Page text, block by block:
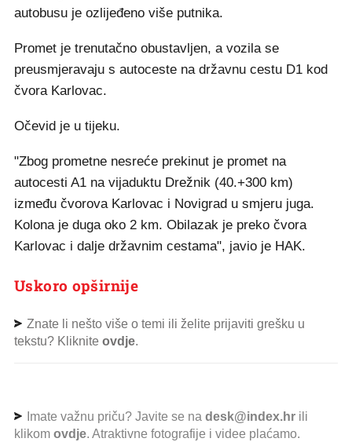
autobusu je ozlijeđeno više putnika.
Promet je trenutačno obustavljen, a vozila se
preusmjeravaju s autoceste na državnu cestu D1 kod
čvora Karlovac.
Očevid je u tijeku.
"Zbog prometne nesreće prekinut je promet na
autocesti A1 na vijaduktu Drežnik (40.+300 km)
između čvorova Karlovac i Novigrad u smjeru juga.
Kolona je duga oko 2 km. Obilazak je preko čvora
Karlovac i dalje državnim cestama", javio je HAK.
Uskoro opširnije
Znate li nešto više o temi ili želite prijaviti grešku u
tekstu? Kliknite ovdje.
Imate važnu priču? Javite se na desk@index.hr ili
klikom ovdje. Atraktivne fotografije i videe plaćamo.